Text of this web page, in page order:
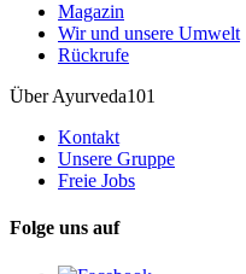
Magazin
Wir und unsere Umwelt
Rückrufe
Über Ayurveda101
Kontakt
Unsere Gruppe
Freie Jobs
Folge uns auf